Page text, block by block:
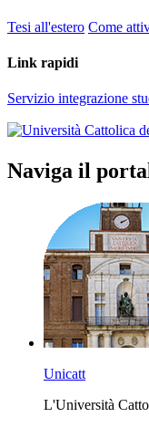
Tesi all'estero Come
Link rapidi
Servizio integrazione
Naviga il
Unicatt
L'Università